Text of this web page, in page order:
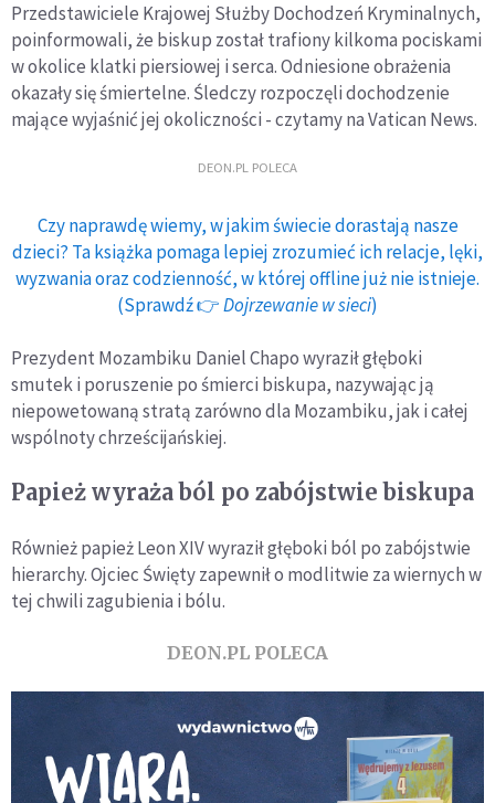
Przedstawiciele Krajowej Służby Dochodzeń Kryminalnych,
poinformowali, że biskup został trafiony kilkoma pociskami
w okolice klatki piersiowej i serca. Odniesione obrażenia
okazały się śmiertelne. Śledczy rozpoczęli dochodzenie
mające wyjaśnić jej okoliczności - czytamy na Vatican News.
DEON.PL POLECA
Czy naprawdę wiemy, w jakim świecie dorastają nasze
dzieci? Ta książka pomaga lepiej zrozumieć ich relacje, lęki,
wyzwania oraz codzienność, w której offline już nie istnieje.
(Sprawdź 👉Dojrzewanie w sieci)
Prezydent Mozambiku Daniel Chapo wyraził głęboki
smutek i poruszenie po śmierci biskupa, nazywając ją
niepowetowaną stratą zarówno dla Mozambiku, jak i całej
wspólnoty chrześcijańskiej.
Papież wyraża ból po zabójstwie biskupa
Również papież Leon XIV wyraził głęboki ból po zabójstwie
hierarchy. Ojciec Święty zapewnił o modlitwie za wiernych w
tej chwili zagubienia i bólu.
DEON.PL POLECA